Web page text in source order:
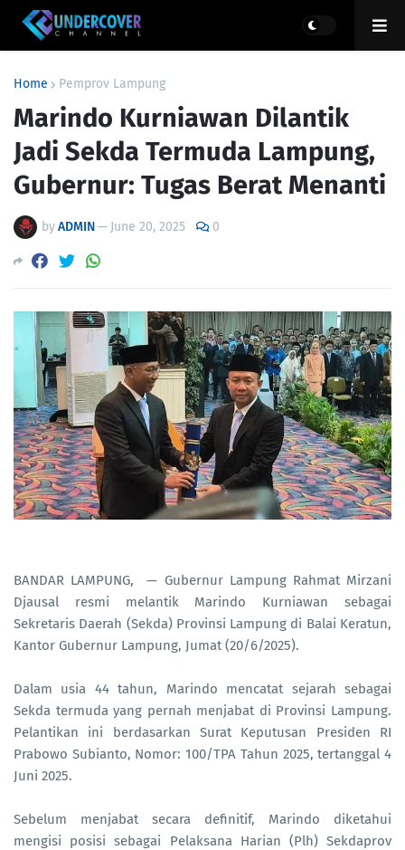
Home Pemprov Lampung
Marindo Kurniawan Dilantik
Jadi Sekda Termuda Lampung,
Gubernur: Tugas Berat Menanti
byADMIN— June 20, 2025 0
BANDAR LAMPUNG, — Gubernur Lampung Rahmat Mirzani
Djausal resmi melantik Marindo Kurniawan sebagai
Sekretaris Daerah (Sekda) Provinsi Lampung di Balai Keratun,
Kantor Gubernur Lampung, Jumat (20/6/2025).
Dalam usia 44 tahun, Marindo mencatat sejarah sebagai
Sekda termuda yang pernah menjabat di Provinsi Lampung.
Pelantikan ini berdasarkan Surat Keputusan Presiden RI
Prabowo Subianto, Nomor: 100/TPA Tahun 2025, tertanggal 4
Juni 2025.
Sebelum menjabat secara definitif, Marindo diketahui
mengisi posisi sebagai Pelaksana Harian (Plh) Sekdaprov